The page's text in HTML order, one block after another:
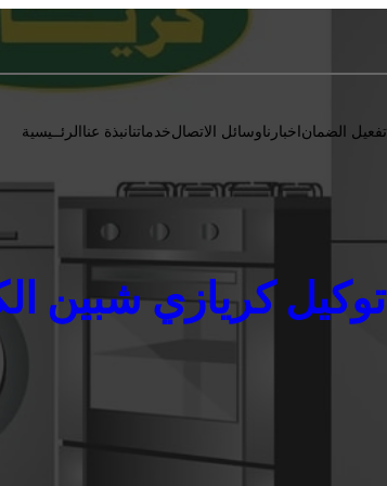
الرئــيسيةنبذة عناخدماتناوسائل الاتصالاخبارناتفعيل الضمان
توكيل كريازي شبين الكوم